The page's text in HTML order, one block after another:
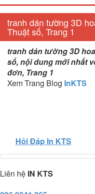
tranh dán tường 3D
Thuật số, Trang 1
tranh dán tường 3D
số, nội dung mới nhất
đơn, Trang 1
Xem Trang Blog InKTS
Hỏi Đáp In KTS
Liên hệ IN KTS